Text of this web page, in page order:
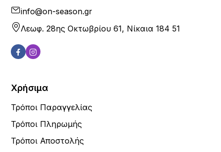
info@on-season.gr
Λεωφ. 28ης Οκτωβρίου 61, Νίκαια 184 51
Χρήσιμα
Τρόποι Παραγγελίας
Τρόποι Πληρωμής
Τρόποι Αποστολής